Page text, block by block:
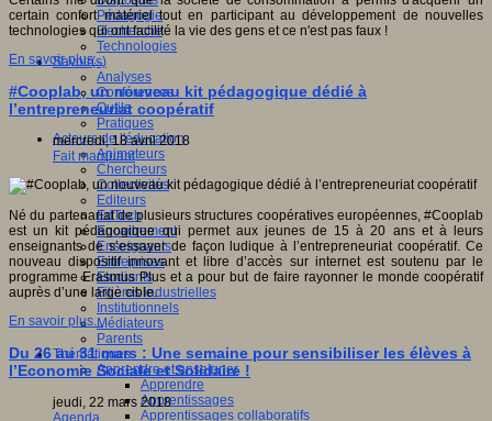
Pédagogie
Recherche
Technologies
Savoir(s)
Analyses
Conférences
Outils
Pratiques
Acteurs de l'éducation
Animateurs
Chercheurs
Collectivités
Editeurs
EdTech
Encadrement
Enseignants
Entreprises
Etudiants
Filières industrielles
Institutionnels
Médiateurs
Parents
Thématiques
Apprendre et enseigner
Apprendre
Apprentissages
Apprentissages collaboratifs
certain confort matériel tout en participant au développement de nouvelles
technologies qui ont facilité la vie des gens et ce n'est pas faux !
En savoir plus...
#Cooplab, un nouveau kit pédagogique dédié à
l’entrepreneuriat coopératif
mercredi, 18 avril 2018
Fait marquant
Né du partenariat de plusieurs structures coopératives européennes, #Cooplab
est un kit pédagogique qui permet aux jeunes de 15 à 20 ans et à leurs
enseignants de s’essayer de façon ludique à l’entrepreneuriat coopératif. Ce
nouveau dispositif innovant et libre d’accès sur internet est soutenu par le
programme Erasmus Plus et a pour but de faire rayonner le monde coopératif
auprès d’une large cible.
En savoir plus...
Du 26 au 31 mars : Une semaine pour sensibiliser les élèves à
l’Economie Sociale et Solidaire !
jeudi, 22 mars 2018
Agenda